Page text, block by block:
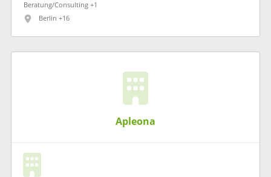
Beratung/Consulting +1
Berlin +16
Apleona